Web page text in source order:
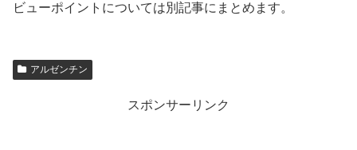
ビューポイントについては別記事にまとめます。
アルゼンチン
スポンサーリンク